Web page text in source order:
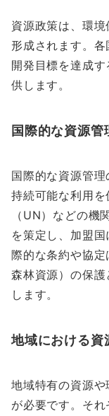
資源政策は、環
形成されます。
開発目標を達成
供します。
国際的な資源管
国際的な資源管
持続可能な利用
（UN）などの機
を策定し、加盟
際的な条約や協
森林資源）の保
します。
地域における資
地域特有の資源
が必要です。そ